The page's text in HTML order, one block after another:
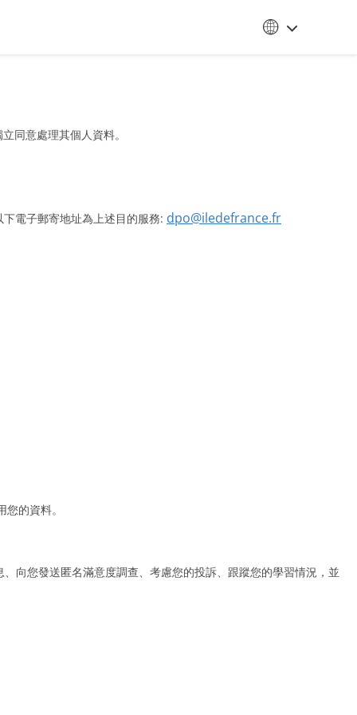
同意處理其個人資料。
電子郵寄地址為上述目的服務: dpo@iledefrance.fr
的資料。
向您發送匿名滿意度調查、考慮您的投訴、跟蹤您的學習情況，並